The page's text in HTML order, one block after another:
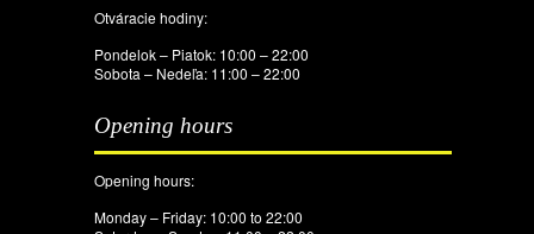
Otváracie hodiny:
Pondelok – Piatok: 10:00 – 22:00
Sobota – Nedeľa: 11:00 – 22:00
Opening hours
Opening hours:
Monday – Friday: 10:00 to 22:00